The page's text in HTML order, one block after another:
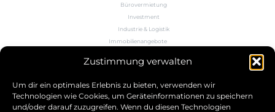
Zustimmung verwalten
Um dir ein optimales Erlebnis zu bieten, verwenden wir
Technologien wie Cookies, um Geräteinformationen zu speichern
und/oder darauf zuzugreifen. Wenn du diesen Technologien
Bürovermietung
Investment
Industrie & Logistik
Immobilienangebote
Wissen